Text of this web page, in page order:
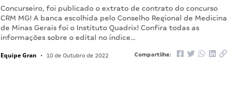
Concurseiro, foi publicado o extrato de contrato do concurso
CRM MG! A banca escolhida pelo Conselho Regional de Medicina
de Minas Gerais foi o Instituto Quadrix! Confira todas as
informações sobre o edital no índice…
Equipe Gran • 10 de Outubro de 2022 Compartilhe: